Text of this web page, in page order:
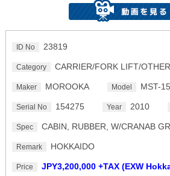
ID No 23819
Category CARRIER/FORK LIFT/
Maker MOROOKA Model MST-
Serial No 154275 Year 2010
Spec CABIN, RUBBER, W/CRANAB
Remark HOKKAIDO
Price JPY3,200,000 +TAX (EXW